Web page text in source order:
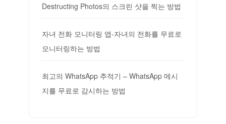
Destructing Photos의 스크린 샷을 찍는 방법
자녀 전화 모니터링 앱-자녀의 전화를 무료로
모니터링하는 방법
최고의 WhatsApp 추적기 – WhatsApp 메시
지를 무료로 감시하는 방법